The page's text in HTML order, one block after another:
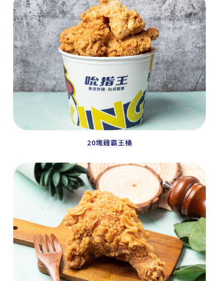
20塊雞霸王桶